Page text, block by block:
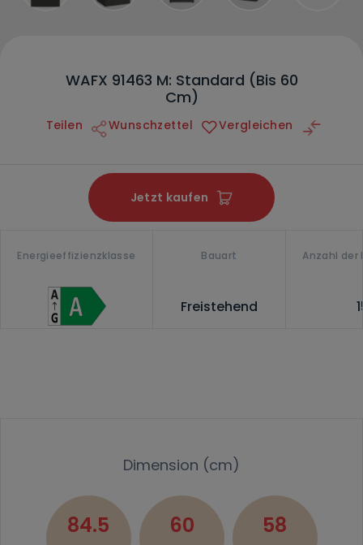
WAFX 91463 M: Standard (Bis 60
Cm)
Teilen Wunschzettel Vergleichen
Jetzt kaufen
Energieeffizienzklasse Bauart
Freistehend
Anzahl der
Dimension (cm)
84.5 60 58